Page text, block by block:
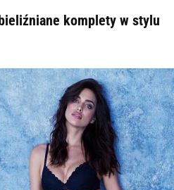
komplety w stylu